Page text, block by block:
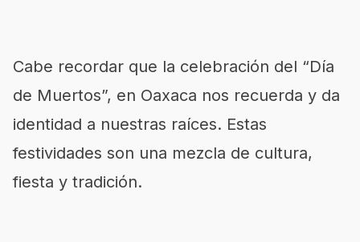
Cabe recordar que la celebración del “Día
de Muertos”, en Oaxaca nos recuerda y da
identidad a nuestras raíces. Estas
festividades son una mezcla de cultura,
fiesta y tradición.